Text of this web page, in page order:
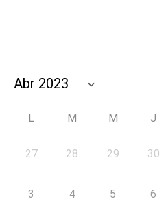
L M M J
27 28 29 30
3 4 5 6